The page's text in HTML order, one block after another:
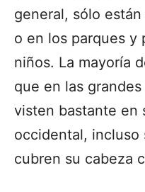
general, sólo
o en los parques y
niños. La mayoría
que en las
visten bastante en
occidental, incluso
cubren su cabeza